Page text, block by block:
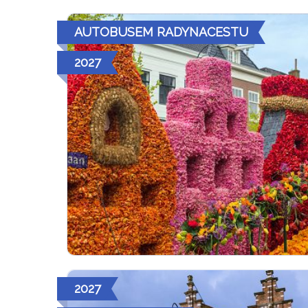
AUTOBUSEM RADYNACESTU
2027
2027